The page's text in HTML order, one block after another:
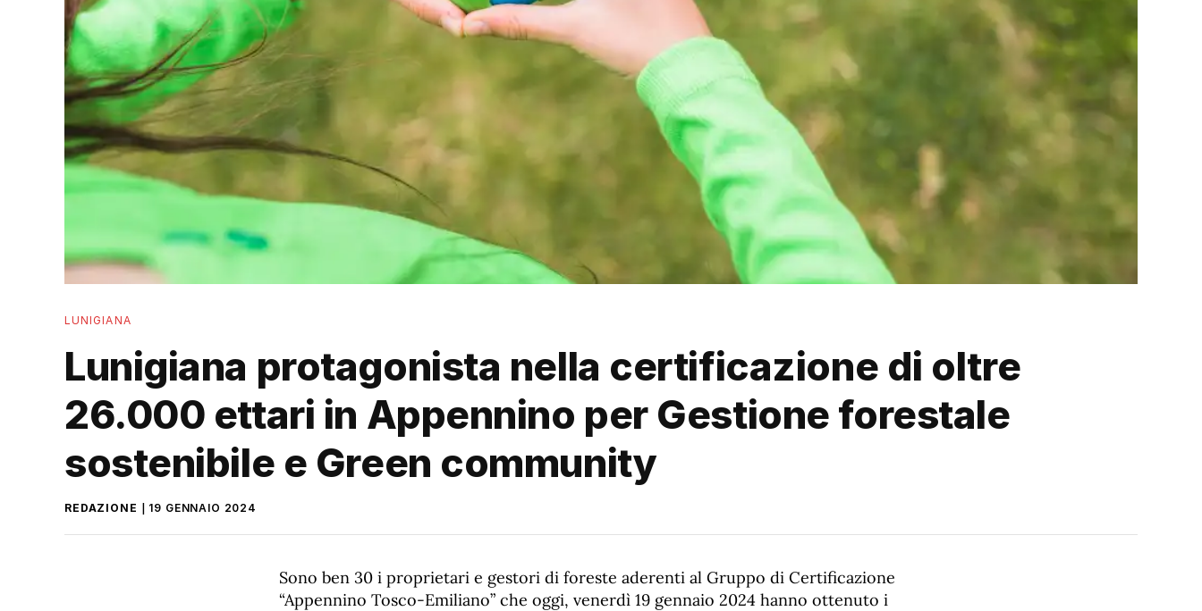
LUNIGIANA
Lunigiana protagonista nella certificazione di oltre
26.000 ettari in Appennino per Gestione forestale
sostenibile e Green community
REDAZIONE 19 GENNAIO 2024
Sono ben 30 i proprietari e gestori di foreste aderenti al Gruppo di Certificazione
“Appennino Tosco-Emiliano” che oggi, venerdì 19 gennaio 2024 hanno ottenuto i